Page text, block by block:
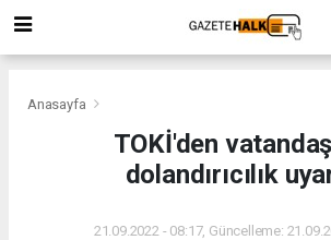
Anasayfa
TOKİ'den
dolandırıcılık
21.09.2022 - 08:17, Güncelleme: